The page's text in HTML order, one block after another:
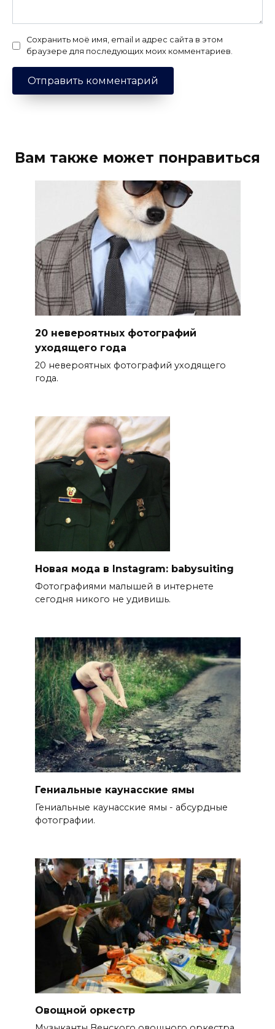
Сохранить моё имя, email и адрес сайта в этом
браузере для последующих моих комментариев.
Вам также может понравиться
20 невероятных фотографий
уходящего года
20 невероятных фотографий уходящего
года.
Новая мода в Instagram: babysuiting
Фотографиями малышей в интернете
сегодня никого не удивишь.
Гениальные каунасские ямы
Гениальные каунасские ямы - абсурдные
фотографии.
Овощной оркестр